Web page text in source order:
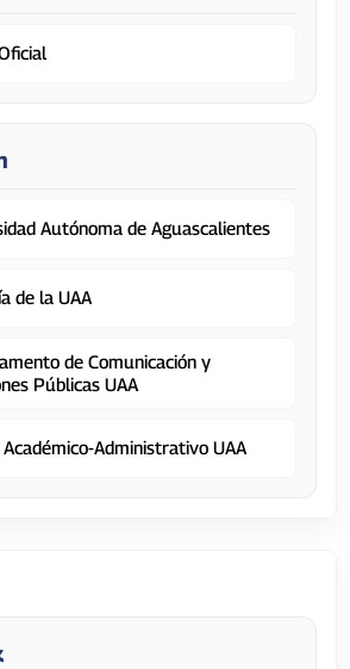
Autónoma de Aguascalientes
de la UAA
de Comunicación y
Públicas UAA
Académico-Administrativo UAA